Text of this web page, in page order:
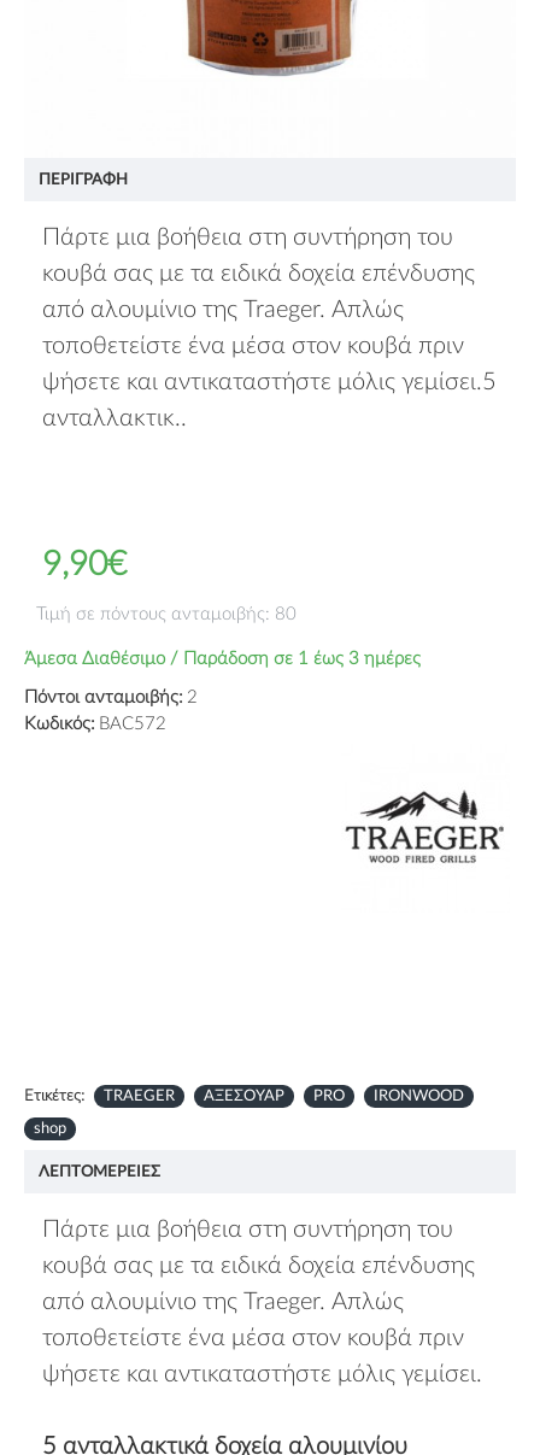
ΠΕΡΙΓΡΑΦΉ
Πάρτε μια βοήθεια στη συντήρηση του
κουβά σας με τα ειδικά δοχεία επένδυσης
από αλουμίνιο της Traeger. Απλώς
τοποθετείστε ένα μέσα στον κουβά πριν
ψήσετε και αντικαταστήστε μόλις γεμίσει.5
ανταλλακτικ..
Άμεσα Διαθέσιμο / Παράδοση σε 1 έως 3 ημέρες
Πόντοι ανταμοιβής: 2
Κωδικός: BAC572
9,90€
Τιμή σε πόντους ανταμοιβής: 80
Ετικέτες: TRAEGER ΑΞΕΣΟΥΑΡ PRO IRONWOOD
shop
ΛΕΠΤΟΜΈΡΕΙΕΣ
Πάρτε μια βοήθεια στη συντήρηση του
κουβά σας με τα ειδικά δοχεία επένδυσης
από αλουμίνιο της Traeger. Απλώς
τοποθετείστε ένα μέσα στον κουβά πριν
ψήσετε και αντικαταστήστε μόλις γεμίσει.
5 ανταλλακτικά δοχεία αλουμινίου